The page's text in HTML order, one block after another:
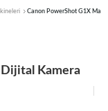
Canon PowerShot G1X
Kamera